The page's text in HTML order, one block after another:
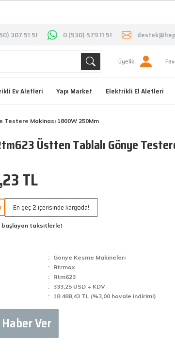
307 51 51 0 (530) 579 11 51
Üyelik
Ev Aletleri Yapı Market Elektrikli El Aletleri
Testere Makinası 1800W 250Mm
Üstten Tablalı Gönye
TL
En geç 2 içerisinde kargoda!
başlayan taksitlerle!
Gönye Kesme Makineleri
Rtrmax
Rtm623
333,25 USD + KDV
18.488,43 TL (%3,00 havale indirimi)
Ver